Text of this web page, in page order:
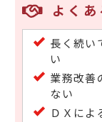
よく
長く続い
い
業務改善
ない
ＤＸによ